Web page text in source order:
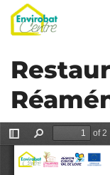
Aller
au
contenu